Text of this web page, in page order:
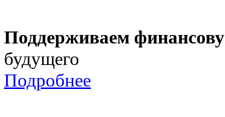
Поддерживаем
будущего
Подробнее